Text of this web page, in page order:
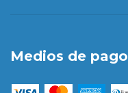
Medios de pago